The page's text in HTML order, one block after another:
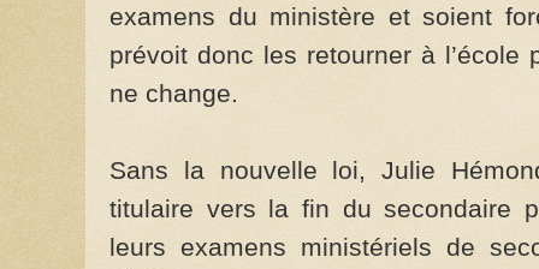
examens du ministère et soient
prévoit donc les retourner à
ne change.
Sans la nouvelle loi, Julie
titulaire vers la fin du secondaire
leurs examens ministériels de